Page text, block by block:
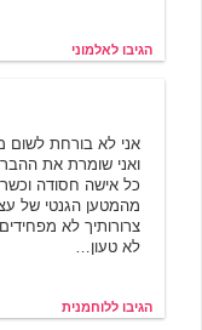
הגיבו לאלמוני
אני לא בורחת
ואני שומרת את
כל אישה חסודה
מהמטען הגנטי של
צרורותיך לא
לא טעון…
הגיבו ללוחמנית